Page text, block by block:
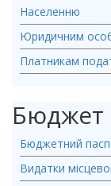
Населенню
Юридичним
Платникам
Бюджет
Бюджетний
Видатки